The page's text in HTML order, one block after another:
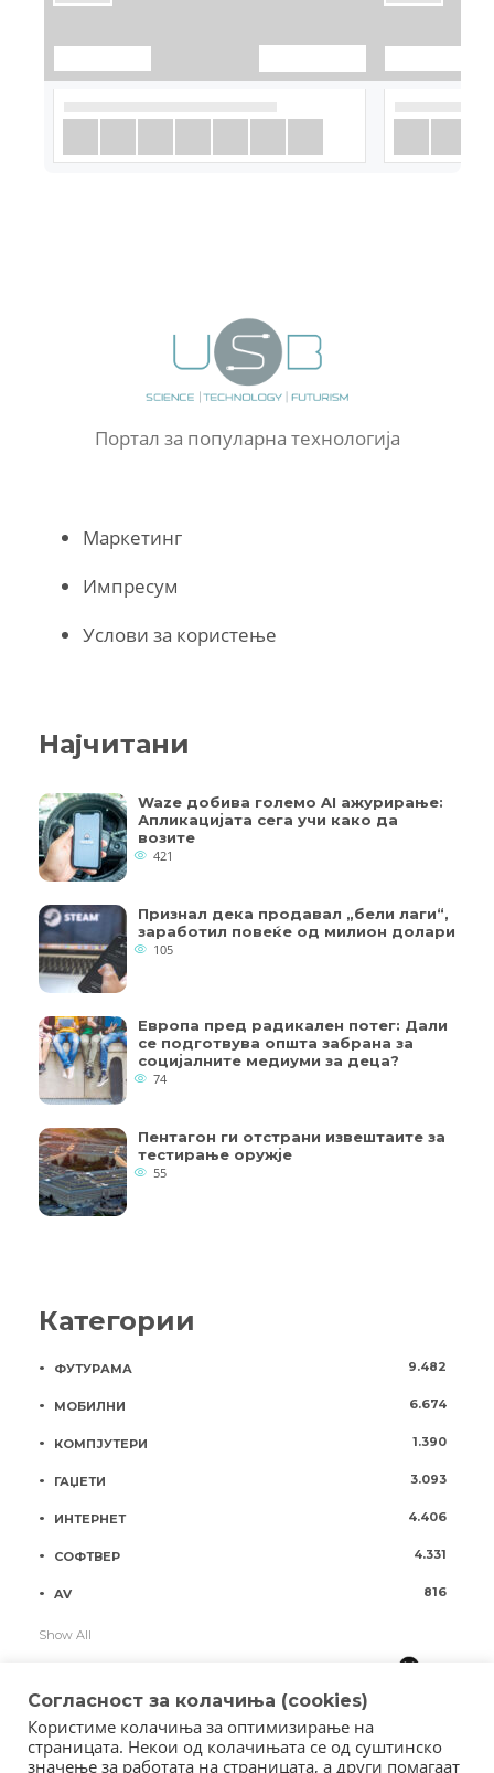
Портал за популарна технологија
Маркетинг
Импресум
Услови за користење
Најчитани
Waze добива големо AI ажурирање:
Апликацијата сега учи како да
возите
421
Признал дека продавал „бели лаги“,
заработил повеќе од милион долари
105
Европа пред радикален потег: Дали
се подготвува општа забрана за
социјалните медиуми за деца?
74
Пентагон ги отстрани извештаите за
тестирање оружје
55
Категории
ФУТУРАМА 9.482
МОБИЛНИ 6.674
КОМПЈУТЕРИ 1.390
ГАЏЕТИ 3.093
ИНТЕРНЕТ 4.406
СОФТВЕР 4.331
AV 816
Show All
Согласност за колачиња (cookies)
Користиме колачиња за оптимизирање на
страницата. Некои од колачињата се од суштинско
значење за работата на страницата, а други помагаат